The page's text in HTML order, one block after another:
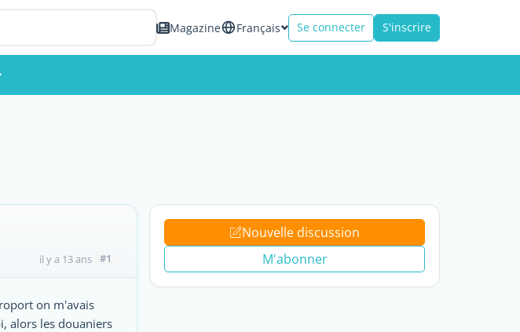
Magazine Français Se connecter S'inscrire
il y a 13 ans #1
on m'avais
alors les douaniers
Nouvelle discussion
M'abonner